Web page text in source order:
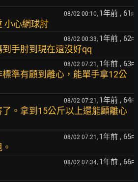
08/02 00:10, 1年前 , 61 F
小心網球肘
08/02 00:33, 1年前 , 62F
手肘到現在還沒好qq
08/02 07:21, 1年前 , 63F
準有顧到離心，能單手拿12公
08/02 07:21, 1年前 , 64F
。拿到15公斤以上還能顧離心
08/02 07:21, 1年前 , 65F
08/02 07:34, 1年前 , 66F